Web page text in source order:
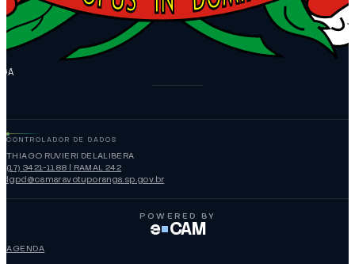
CONTROLADOR DE DADOS
THIAGO RUVIERI DELALIBERA
(17) 3421-1188 | RAMAL 242
lgpd@camaravotuporanga.sp.gov.br
POWERED BY
e CAM
AGENDA